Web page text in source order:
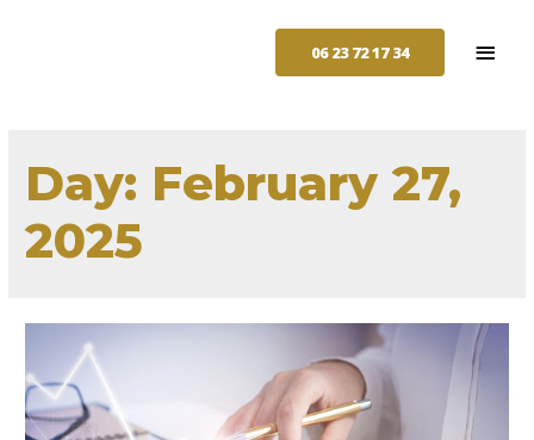
06 23 72 17 34
Day: February 27,
2025